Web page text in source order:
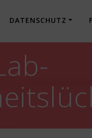
DATENSCHUTZ